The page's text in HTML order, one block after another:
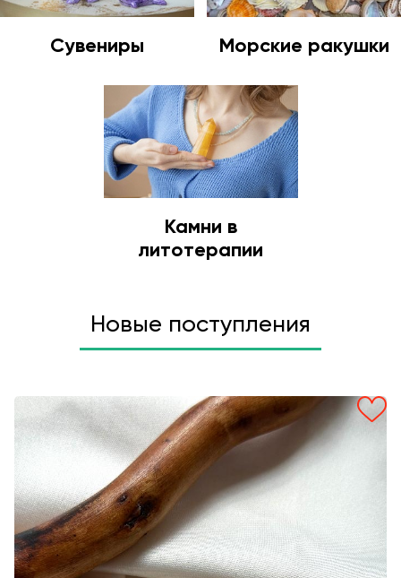
Сувениры Морские ракушки
Камни в
литотерапии
Новые поступления